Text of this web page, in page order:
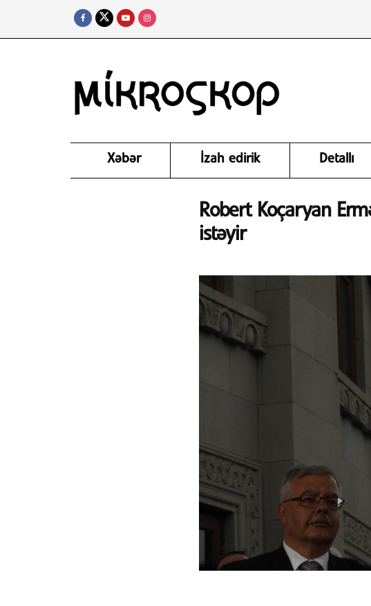
Xəbər İzah edirik Detallı
Robert Koçaryan
istəyir